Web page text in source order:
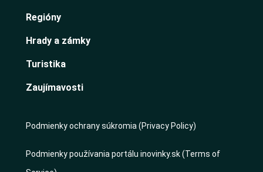
Regióny
Hrady a zámky
Turistika
Zaujímavosti
Podmienky ochrany súkromia (Privacy Policy)
Podmienky používania portálu inovinky.sk (Terms of